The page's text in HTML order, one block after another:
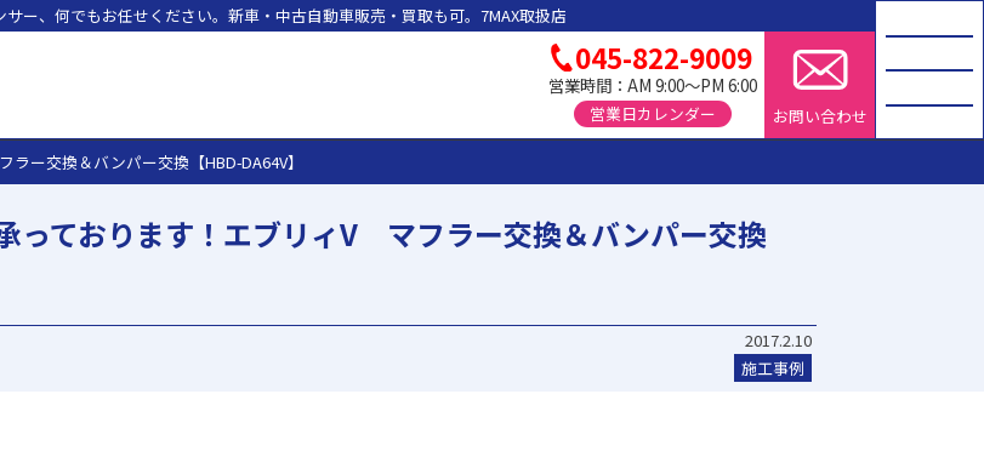
ー、何でもお任せください。新車・中古自動車販売・買取も可。7MAX取扱店
045-822-9009
営業時間：AM 9:00～PM 6:00
営業日カレンダー
お問い合わせ
ー交換＆バンパー交換【HBD-DA64V】
っております！エブリィV マフラー交換＆バンパー交換
2017.2.10
施工事例